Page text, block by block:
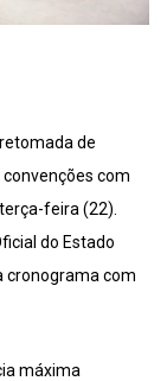
de
com
feira (22).
do Estado
cronograma com
máxima